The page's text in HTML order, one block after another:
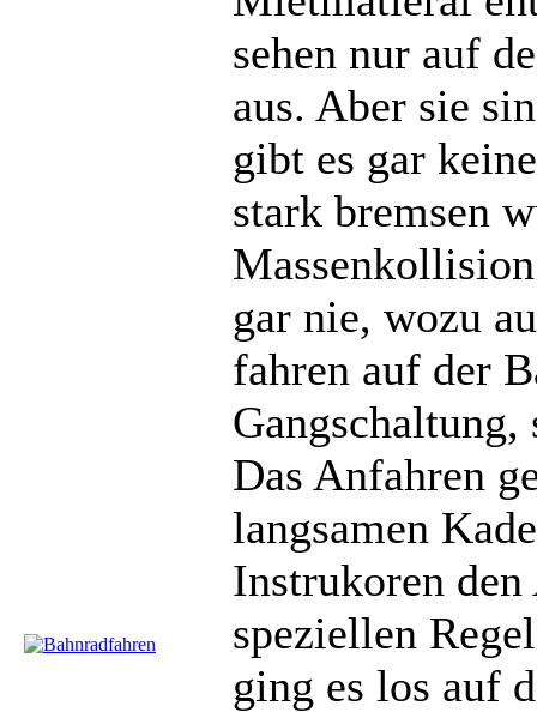
sehen nur auf
aus. Aber sie
gibt es gar
stark bremsen
gar nie, wozu
fahren auf der
Das Anfahren
langsamen
Instrukoren
speziellen
ging es los auf